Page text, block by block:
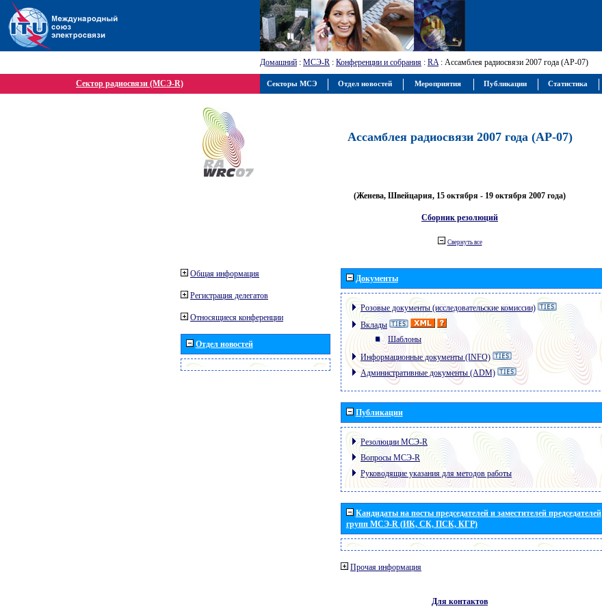
Домашний : МСЭ-R : Конференции и собрания : RA: Ассамблея радиосвязи 2007 года (АР-07)
Сектор радиосвязи (МСЭ-R)
Ассамблея радиосвязи 2007 года (АР-07)
(Женева, Швейцария, 15 октября - 19 октября 2007 года)
Сборник резолюций
Свернуть все
Общая информация
Регистрация делегатов
Относящиеся конференции
Отдел новостей
Документы
Розовые документы (исследовательские комиссии)
Вклады
Шаблоны
Информационные документы (INFO)
Административные документы (ADM)
Публикации
Резолюции МСЭ-R
Вопросы МСЭ-R
Руководящие указания для методов работы
Кандидаты на посты председателей и заместителей председателей
групп МСЭ-R (ИК, СК, ПСК, КГР)
Прочая информация
Для контактов
Секторы МСЭ Отдел новостей Мероприятия Публикации Статистика